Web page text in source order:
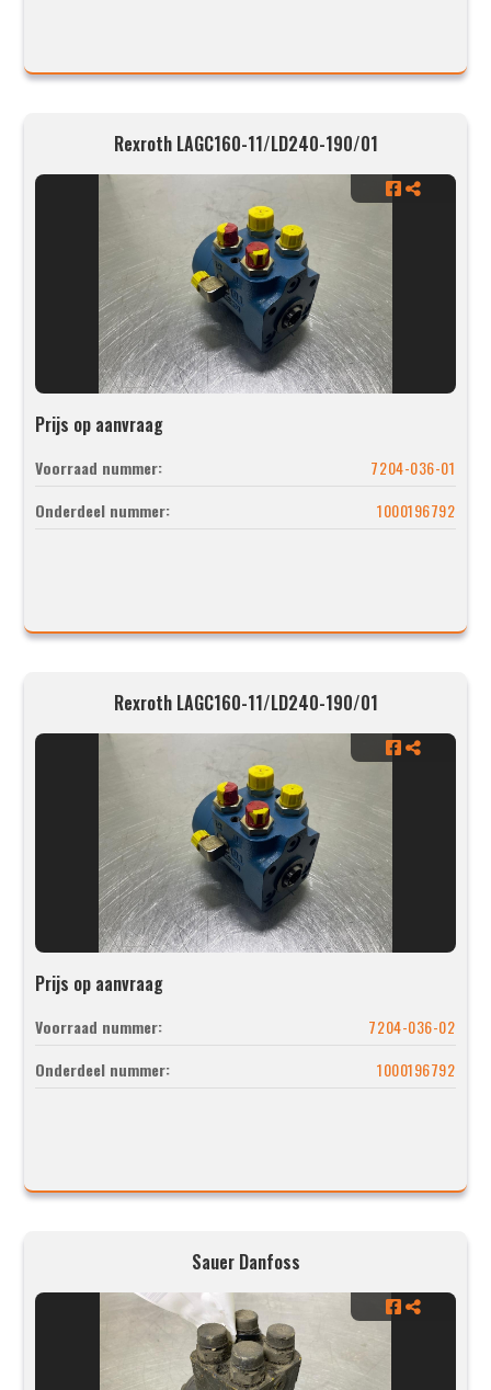
Rexroth LAGC160-11/LD240-190/01
Prijs op aanvraag
Voorraad nummer:
7204-036-01
Onderdeel nummer:
1000196792
Rexroth LAGC160-11/LD240-190/01
Prijs op aanvraag
Voorraad nummer:
7204-036-02
Onderdeel nummer:
1000196792
Sauer Danfoss